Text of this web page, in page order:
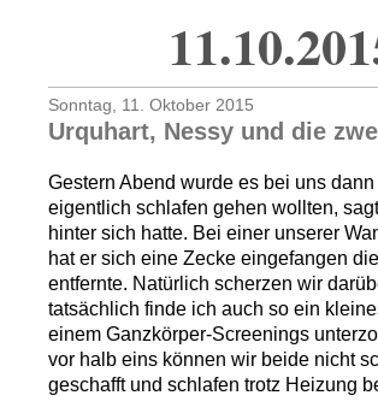
Sonntag, 11. Oktober 2015
Urquhart, Nessy und die
Gestern Abend wurde es bei uns
eigentlich schlafen gehen wollten,
hinter sich hatte. Bei einer unserer
hat er sich eine Zecke eingefangen
entfernte. Natürlich scherzen wir
tatsächlich finde ich auch so ein
einem Ganzkörper-Screenings
vor halb eins können wir beide nicht
geschafft und schlafen trotz Heizung